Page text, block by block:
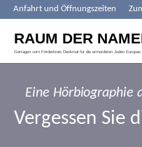
Anfahrt und Öffnungszeiten
Eine Hörbiographie
Vergessen Sie